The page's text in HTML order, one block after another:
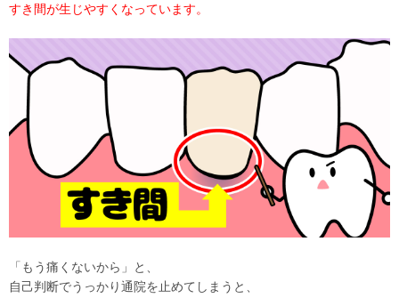
すき間が生じやすくなっています。
「もう痛くないから」と、
自己判断でうっかり通院を止めてしまうと、